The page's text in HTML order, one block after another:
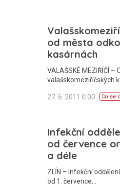
od města
kasárnách
VALAŠSKÉ MEZIŘÍČÍ –
valašskomeziříčských
27. 6. 2011 0:00 Co se
Infekční
od července
a déle
ZLÍN – Infekční
od 1. července…